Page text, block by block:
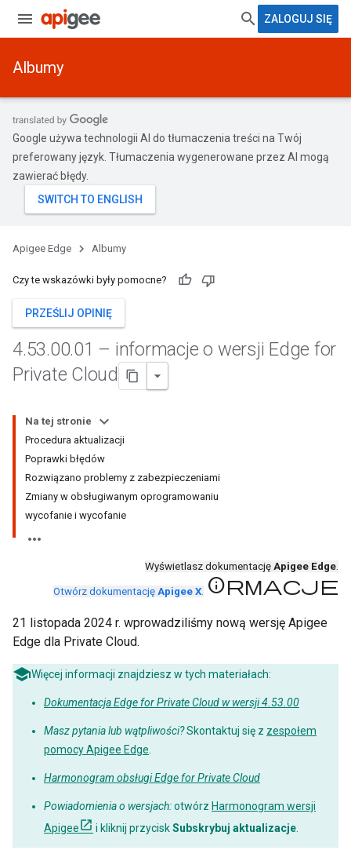
ZALOGUJ SIĘ
Albumy
Google używa technologii AI do tłumaczenia treści na Twój
preferowany język. Tłumaczenia wygenerowane przez AI mogą
zawierać błędy.
Apigee Edge Albumy
Czy te wskazówki były pomocne?
PRZEŚLIJ OPINIĘ
4.53.00.01 – informacje o wersji Edge for
Private Cloud
Na tej stronie
Procedura aktualizacji
Poprawki błędów
Rozwiązano problemy z zabezpieczeniami
Zmiany w obsługiwanym oprogramowaniu
wycofanie i wycofanie
Wyświetlasz dokumentację Apigee Edge.
Otwórz dokumentację Apigee X. Informacje
21 listopada 2024 r. wprowadziliśmy nową wersję Apigee
Edge dla Private Cloud.
Więcej informacji znajdziesz w tych materiałach:
Dokumentacja Edge for Private Cloud w wersji 4.53.00
Masz pytania lub wątpliwości?Skontaktuj się z zespołem
pomocy Apigee Edge
Harmonogram obsługi Edge for Private Cloud
Powiadomienia o wersjach:otwórz Harmonogram wersji
Apigee
i kliknij przyciskSubskrybuj aktualizacje